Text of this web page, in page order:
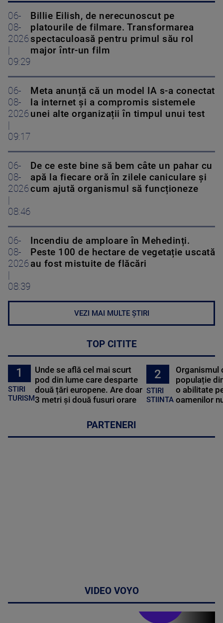
06-
08-
2026
|
09:29
Billie Eilish, de nerecunoscut pe
platourile de filmare. Transformarea
spectaculoasă pentru primul său rol
major într-un film
06-
08-
2026
|
09:17
Meta anunță că un model IA s-a conectat
la internet și a compromis sistemele
unei alte organizații în timpul unui test
06-
08-
2026
|
08:46
De ce este bine să bem câte un pahar cu
apă la fiecare oră în zilele caniculare și
cum ajută organismul să funcționeze
06-
08-
2026
|
08:39
Incendiu de amploare în Mehedinți.
Peste 100 de hectare de vegetație uscată
au fost mistuite de flăcări
VEZI MAI MULTE ȘTIRI
TOP CITITE
1
STIRI
TURISM
Unde se află cel mai scurt
pod din lume care desparte
două țări europene. Are doar
3 metri și două fusuri orare
2
STIRI
STIINTA
Organismul
populație
o abilitate
oamenilor
PARTENERI
VIDEO VOYO